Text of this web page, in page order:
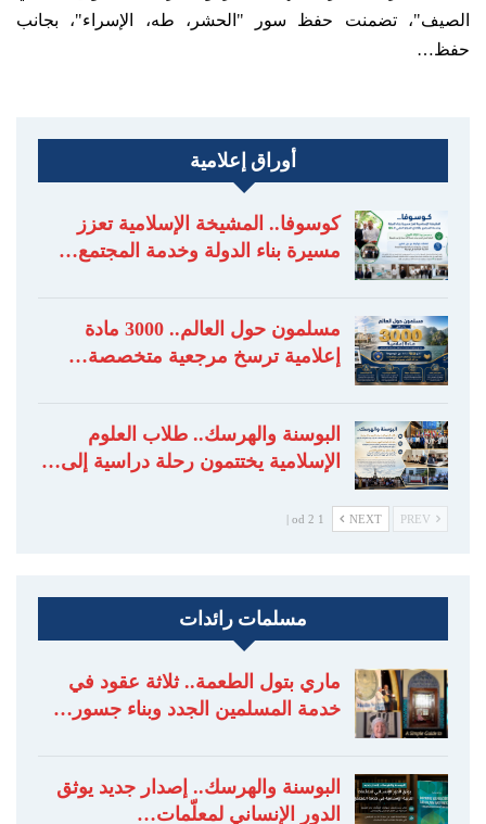
الصيف"، تضمنت حفظ سور "الحشر، طه، الإسراء"، بجانب
حفظ…
أوراق إعلامية
كوسوفا.. المشيخة الإسلامية تعزز
مسيرة بناء الدولة وخدمة المجتمع…
مسلمون حول العالم.. 3000 مادة
إعلامية ترسخ مرجعية متخصصة…
البوسنة والهرسك.. طلاب العلوم
الإسلامية يختتمون رحلة دراسية إلى…
NEXT
1 od 2 |
مسلمات رائدات
ماري بتول الطعمة.. ثلاثة عقود في
خدمة المسلمين الجدد وبناء جسور…
البوسنة والهرسك.. إصدار جديد يوثق
الدور الإنساني لمعلّمات…